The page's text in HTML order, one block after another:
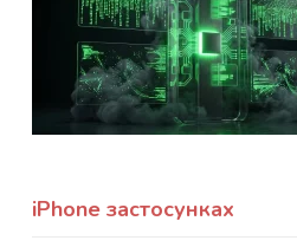
iPhone застосунках